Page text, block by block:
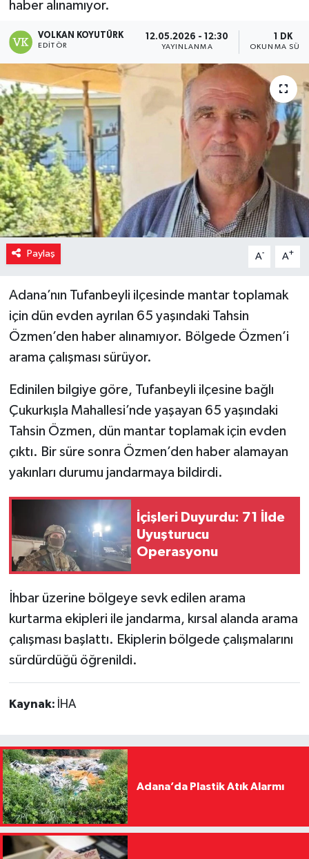
haber alınamıyor.
VOLKAN KOYUTÜRK
EDITÖR
12.05.2026 - 12:30
YAYINLANMA
1 DK
OKUNMA
Paylaş A- A+
Adana’nın Tufanbeyli ilçesinde mantar toplamak
için dün evden ayrılan 65 yaşındaki Tahsin
Özmen’den haber alınamıyor. Bölgede Özmen’i
arama çalışması sürüyor.
Edinilen bilgiye göre, Tufanbeyli ilçesine bağlı
Çukurkışla Mahallesi’nde yaşayan 65 yaşındaki
Tahsin Özmen, dün mantar toplamak için evden
çıktı. Bir süre sonra Özmen’den haber alamayan
yakınları durumu jandarmaya bildirdi.
İçişleri Duyurdu: 71 İlde
Uyuşturucu
Operasyonu
İhbar üzerine bölgeye sevk edilen arama
kurtarma ekipleri ile jandarma, kırsal alanda arama
çalışması başlattı. Ekiplerin bölgede çalışmalarını
sürdürdüğü öğrenildi.
Kaynak: İHA
Adana’da Plastik Atık Alarmı